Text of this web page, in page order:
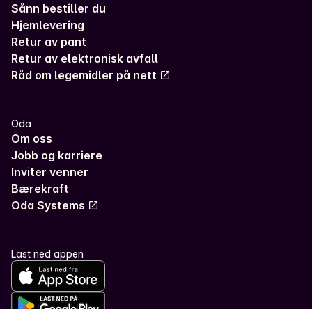
Sånn bestiller du
Hjemlevering
Retur av pant
Retur av elektronisk avfall
Råd om legemidler på nett
Oda
Om oss
Jobb og karriere
Inviter venner
Bærekraft
Oda Systems
Last ned appen